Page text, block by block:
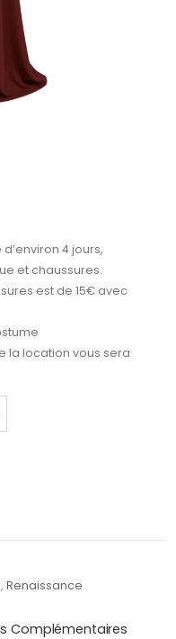
4 jours,
et chaussures.
est de 15€ avec
la location vous sera
,Renaissance
Complémentaires